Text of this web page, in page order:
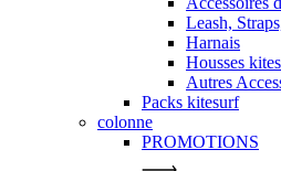
Leash,
Harnais
Housses
Autres
Packs kitesurf
colonne
PROMOTIONS